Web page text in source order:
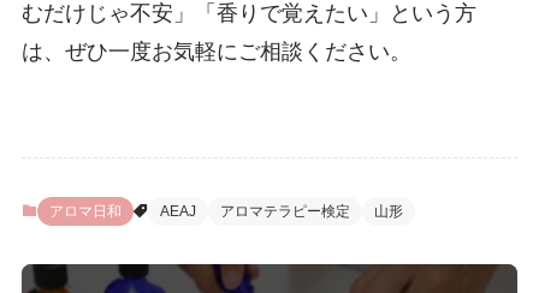
むだけじゃ不安」「香りで覚えたい」という方
は、ぜひ一度お気軽にご相談ください。
アロマ日和 AEAJ アロマテラピー検定 山形